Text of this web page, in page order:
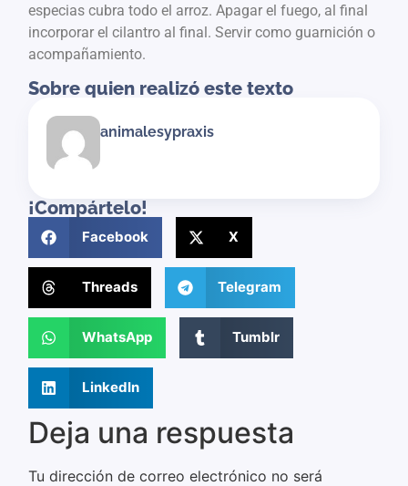
especias cubra todo el arroz. Apagar el fuego, al final
incorporar el cilantro al final. Servir como guarnición o
acompañamiento.
Sobre quien realizó este texto
animalesypraxis
¡Compártelo!
Facebook X
Threads Telegram
WhatsApp Tumblr
LinkedIn
Deja una respuesta
Tu dirección de correo electrónico no será